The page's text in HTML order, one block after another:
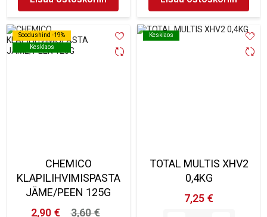
Soodushind -19%
Kesklaos
Soodushind -19%
Kesklaos
CHEMICO
KLAPILIHVIMISPASTA
JÄME/PEEN 125G
2,90 €
3,60 €
Kesklaos
Kesklaos
TOTAL MULTIS XHV2
0,4KG
7,25 €